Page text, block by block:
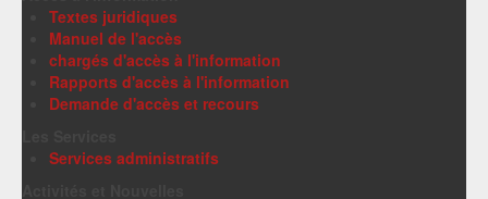
Textes juridiques
Manuel de l'accès
chargés d'accès à l'information
Rapports d'accès à l'information
Demande d'accès et recours
Services administratifs